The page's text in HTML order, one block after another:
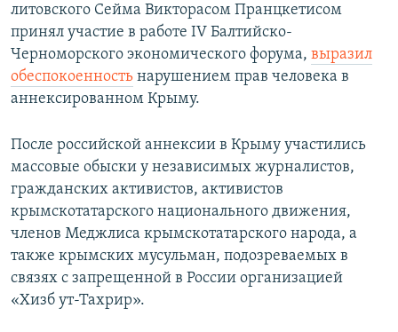
литовского Сейма Викторасом Пранцкетисом
принял участие в работе IV Балтийско-
Черноморского экономического форума, выразил
обеспокоенность нарушением прав человека в
аннексированном Крыму.
После российской аннексии в Крыму участились
массовые обыски у независимых журналистов,
гражданских активистов, активистов
крымскотатарского национального движения,
членов Меджлиса крымскотатарского народа, а
также крымских мусульман, подозреваемых в
связях с запрещенной в России организацией
«Хизб ут-Тахрир».